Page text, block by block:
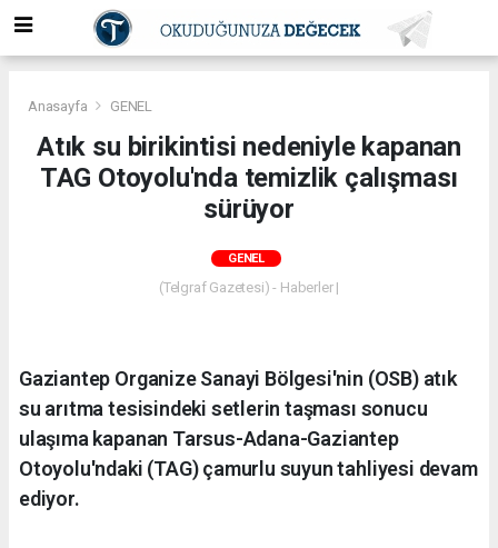
Anasayfa GENEL
Atık su birikintisi nedeniyle kapanan
TAG Otoyolu'nda temizlik çalışması
sürüyor
GENEL
(Telgraf Gazetesi) - Haberler |
Gaziantep Organize Sanayi Bölgesi'nin (OSB) atık
su arıtma tesisindeki setlerin taşması sonucu
ulaşıma kapanan Tarsus-Adana-Gaziantep
Otoyolu'ndaki (TAG) çamurlu suyun tahliyesi devam
ediyor.